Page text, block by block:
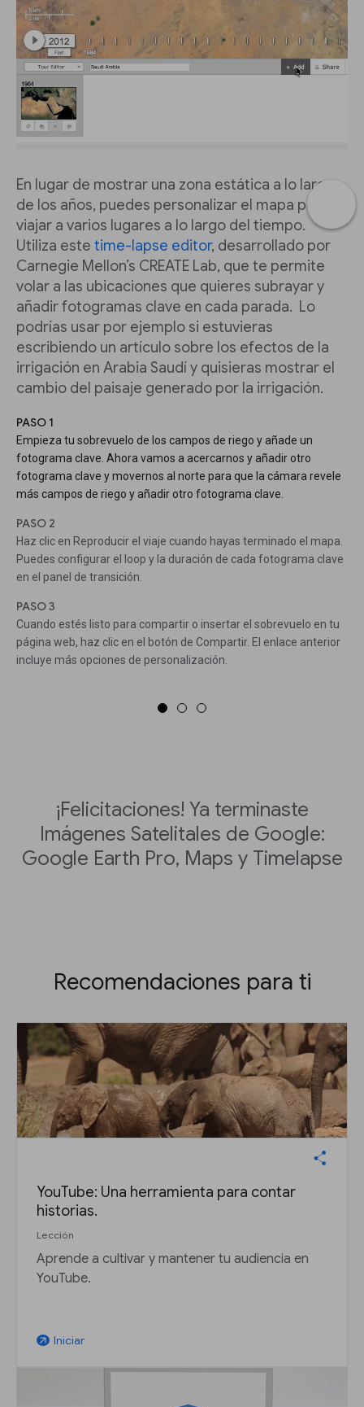
En lugar de mostrar una zona estática a lo largo
de los años, puedes personalizar el mapa para
viajar a varios lugares a lo largo del tiempo.
Utiliza este time-lapse editor, desarrollado por
Carnegie Mellon’s CREATE Lab, que te permite
volar a las ubicaciones que quieres subrayar y
añadir fotogramas clave en cada parada. Lo
podrías usar por ejemplo si estuvieras
escribiendo un artículo sobre los efectos de la
irrigación en Arabia Saudí y quisieras mostrar el
cambio del paisaje generado por la irrigación.
PASO 1
Empieza tu sobrevuelo de los campos de riego y añade un
fotograma clave. Ahora vamos a acercarnos y añadir otro
fotograma clave y movernos al norte para que la cámara revele
más campos de riego y añadir otro fotograma clave.
PASO 2
Haz clic en Reproducir el viaje cuando hayas terminado el mapa.
Puedes configurar el loop y la duración de cada fotograma clave
en el panel de transición.
PASO 3
Cuando estés listo para compartir o insertar el sobrevuelo en tu
página web, haz clic en el botón de Compartir. El enlace anterior
incluye más opciones de personalización.
¡Felicitaciones! Ya terminaste
Imágenes Satelitales de Google:
Google Earth Pro, Maps y Timelapse
Recomendaciones para ti
YouTube: Una herramienta para contar
historias.
Lección
Aprende a cultivar y mantener tu audiencia en
YouTube.
arrow_outward Iniciar